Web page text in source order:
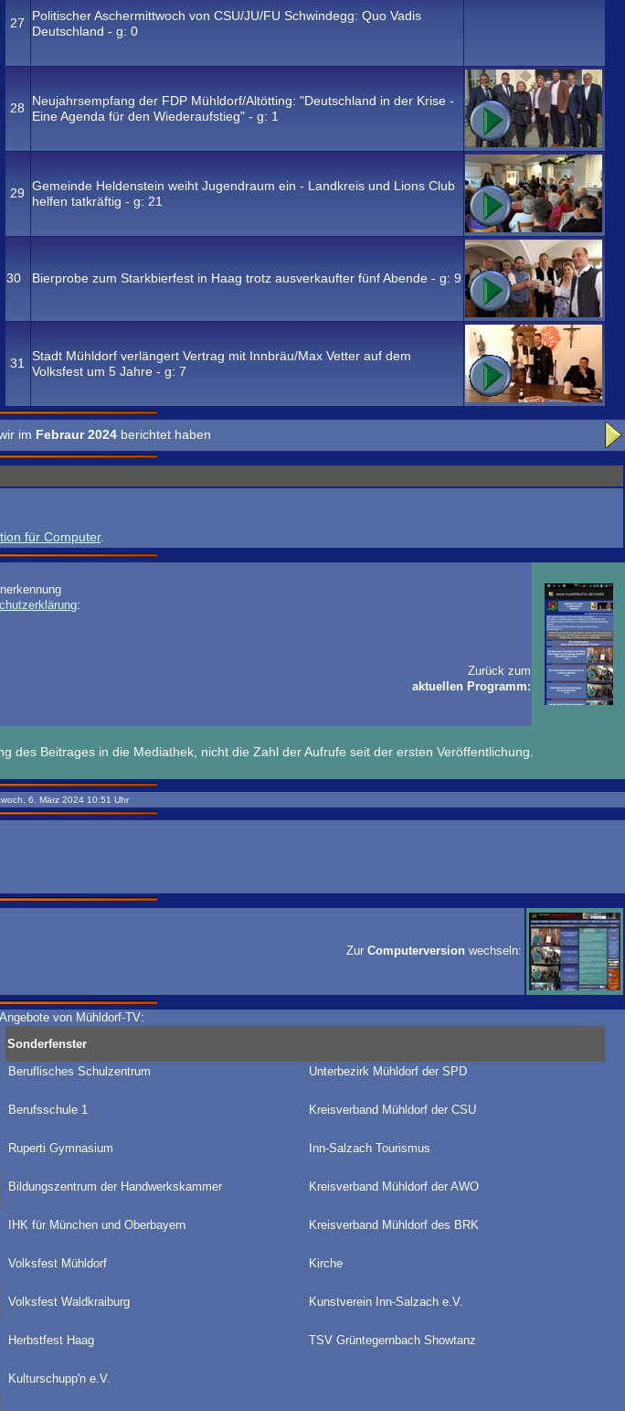
27
Politischer Aschermittwoch von CSU/JU/FU Schwindegg: Quo Vadis
Deutschland - g: 0
28
Neujahrsempfang der FDP Mühldorf/Altötting: "Deutschland in der Krise -
Eine Agenda für den Wiederaufstieg" - g: 1
29 Gemeinde Heldenstein weiht Jugendraum ein - Landkreis und Lions Club
helfen tatkräftig - g: 21
30 Bierprobe zum Starkbierfest in Haag trotz ausverkaufter fünf Abende - g: 9
31
Stadt Mühldorf verlängert Vertrag mit Innbräu/Max Vetter auf dem
Volksfest um 5 Jahre - g: 7
im Febraur 2024 berichtet haben
für Computer.
:
Zurück zum
aktuellen Programm:
des Beitrages in die Mediathek, nicht die Zahl der Aufrufe seit der ersten Veröffentlichung.
6. März 2024 10:51 Uhr
Zur Computerversion wechseln:
von Mühldorf-TV:
Sonderfenster
Beruflisches Schulzentrum
Unterbezirk Mühldorf der SPD
Berufsschule 1 Kreisverband Mühldorf der CSU
Ruperti Gymnasium Inn-Salzach Tourismus
Bildungszentrum der Handwerkskammer Kreisverband Mühldorf der AWO
IHK für München und Oberbayern Kreisverband Mühldorf des BRK
Volksfest Mühldorf Kirche
Volksfest Waldkraiburg Kunstverein Inn-Salzach e.V.
Herbstfest Haag TSV Grüntegernbach Showtanz
Kulturschupp'n e.V.